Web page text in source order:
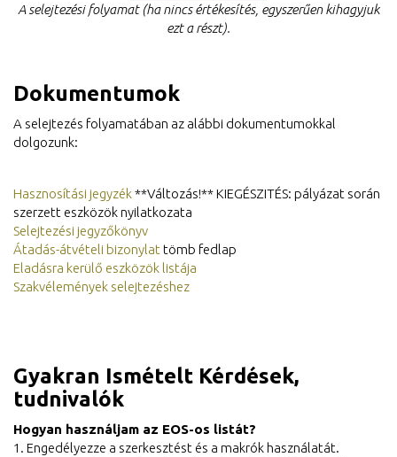
A selejtezési folyamat (ha nincs értékesítés, egyszerűen kihagyjuk
ezt a részt).
Dokumentumok
A selejtezés folyamatában az alábbi dokumentumokkal
dolgozunk:
Hasznosítási jegyzék**Változás!** KIEGÉSZITÉS: pályázat során
szerzett eszközök nyilatkozata
Selejtezési jegyzőkönyv
Átadás-átvételi bizonylat tömb fedlap
Eladásra kerülő eszközök listája
Szakvélemények selejtezéshez
Gyakran Ismételt Kérdések,
tudnivalók
Hogyan használjam az EOS-os listát?
1. Engedélyezze a szerkesztést és a makrók használatát.